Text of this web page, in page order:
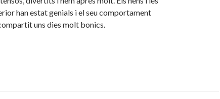
han estat genials i el seu comportament
uns dies molt bonics.